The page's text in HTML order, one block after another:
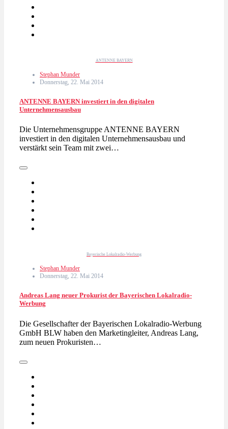
ANTENNE BAYERN
Stephan Munder
Donnerstag, 22. Mai 2014
ANTENNE BAYERN investiert in den digitalen
Unternehmensausbau
Die Unternehmensgruppe ANTENNE BAYERN
investiert in den digitalen Unternehmensausbau und
verstärkt sein Team mit zwei…
Bayerische Lokalradio-Werbung
Stephan Munder
Donnerstag, 22. Mai 2014
Andreas Lang neuer Prokurist der Bayerischen Lokalradio-
Werbung
Die Gesellschafter der Bayerischen Lokalradio-Werbung
GmbH BLW haben den Marketingleiter, Andreas Lang,
zum neuen Prokuristen…